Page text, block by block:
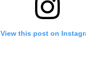
View this post on